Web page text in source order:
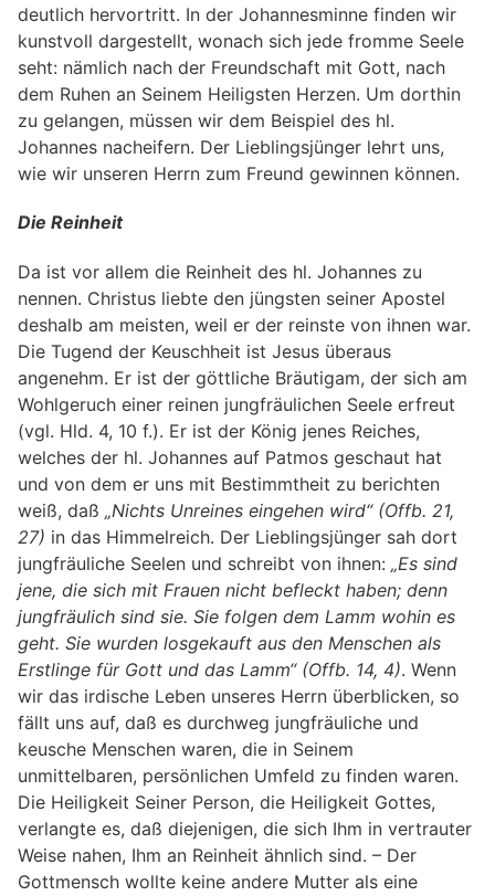
deutlich hervortritt. In der Johannesminne finden wir
kunstvoll dargestellt, wonach sich jede fromme Seele
seht: nämlich nach der Freundschaft mit Gott, nach
dem Ruhen an Seinem Heiligsten Herzen. Um dorthin
zu gelangen, müssen wir dem Beispiel des hl.
Johannes nacheifern. Der Lieblingsjünger lehrt uns,
wie wir unseren Herrn zum Freund gewinnen können.
Die Reinheit
Da ist vor allem die Reinheit des hl. Johannes zu
nennen. Christus liebte den jüngsten seiner Apostel
deshalb am meisten, weil er der reinste von ihnen war.
Die Tugend der Keuschheit ist Jesus überaus
angenehm. Er ist der göttliche Bräutigam, der sich am
Wohlgeruch einer reinen jungfräulichen Seele erfreut
(vgl. Hld. 4, 10 f.). Er ist der König jenes Reiches,
welches der hl. Johannes auf Patmos geschaut hat
und von dem er uns mit Bestimmtheit zu berichten
weiß, daß „Nichts Unreines eingehen wird“ (Offb. 21,
27) in das Himmelreich. Der Lieblingsjünger sah dort
jungfräuliche Seelen und schreibt von ihnen: „Es sind
jene, die sich mit Frauen nicht befleckt haben; denn
jungfräulich sind sie. Sie folgen dem Lamm wohin es
geht. Sie wurden losgekauft aus den Menschen als
Erstlinge für Gott und das Lamm“ (Offb. 14, 4). Wenn
wir das irdische Leben unseres Herrn überblicken, so
fällt uns auf, daß es durchweg jungfräuliche und
keusche Menschen waren, die in Seinem
unmittelbaren, persönlichen Umfeld zu finden waren.
Die Heiligkeit Seiner Person, die Heiligkeit Gottes,
verlangte es, daß diejenigen, die sich Ihm in vertrauter
Weise nahen, Ihm an Reinheit ähnlich sind. – Der
Gottmensch wollte keine andere Mutter als eine